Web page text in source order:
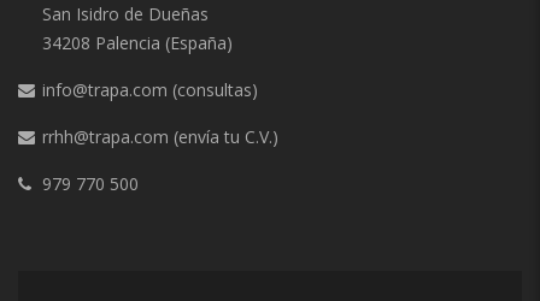
San Isidro de Dueñas
34208 Palencia (España)
info@trapa.com (consultas)
rrhh@trapa.com (envía tu C.V.)
979 770 500